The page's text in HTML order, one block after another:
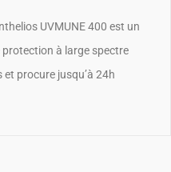
UVMUNE 400 est un
à large spectre
et procure jusqu’à 24h